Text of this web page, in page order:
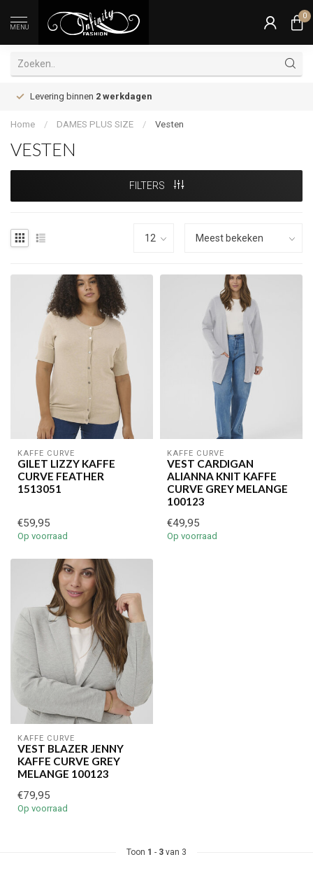
MENU
0
Levering binnen 2 werkdagen
Home / DAMES PLUS SIZE / Vesten
VESTEN
FILTERS
KAFFE CURVE
GILET LIZZY KAFFE
CURVE FEATHER
1513051
€59,95
Op voorraad
KAFFE CURVE
VEST CARDIGAN
ALIANNA KNIT KAFFE
CURVE GREY MELANGE
100123
€49,95
Op voorraad
KAFFE CURVE
VEST BLAZER JENNY
KAFFE CURVE GREY
MELANGE 100123
€79,95
Op voorraad
Toon 1 - 3 van 3